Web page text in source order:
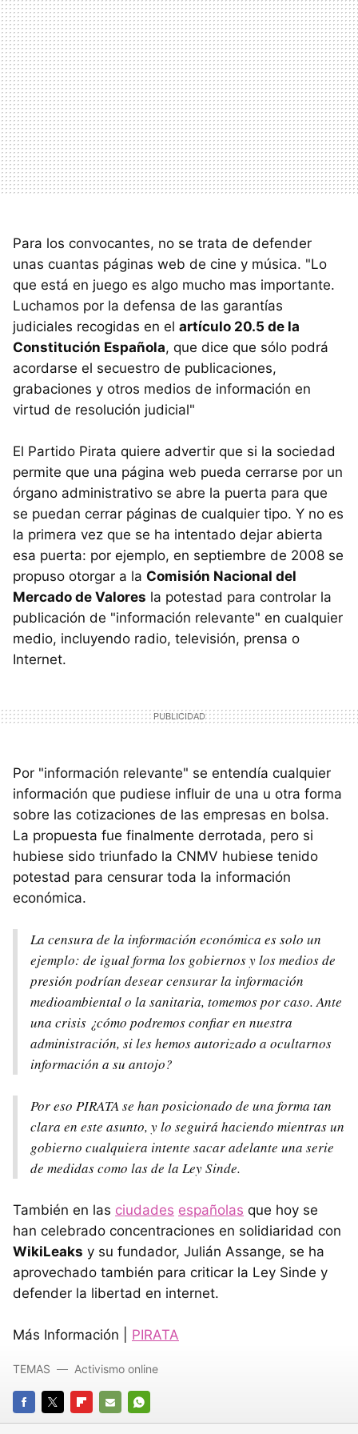
Para los convocantes, no se trata de defender
unas cuantas páginas web de cine y música. "Lo
que está en juego es algo mucho mas importante.
Luchamos por la defensa de las garantías
judiciales recogidas en el artículo 20.5 de la
Constitución Española, que dice que sólo podrá
acordarse el secuestro de publicaciones,
grabaciones y otros medios de información en
virtud de resolución judicial"
El Partido Pirata quiere advertir que si la sociedad
permite que una página web pueda cerrarse por un
órgano administrativo se abre la puerta para que
se puedan cerrar páginas de cualquier tipo. Y no es
la primera vez que se ha intentado dejar abierta
esa puerta: por ejemplo, en septiembre de 2008 se
propuso otorgar a la Comisión Nacional del
Mercado de Valores la potestad para controlar la
publicación de "información relevante" en cualquier
medio, incluyendo radio, televisión, prensa o
Internet.
Por "información relevante" se entendía cualquier
información que pudiese influir de una u otra forma
sobre las cotizaciones de las empresas en bolsa.
La propuesta fue finalmente derrotada, pero si
hubiese sido triunfado la CNMV hubiese tenido
potestad para censurar toda la información
económica.
La censura de la información económica es solo un
ejemplo: de igual forma los gobiernos y los medios de
presión podrían desear censurar la información
medioambiental o la sanitaria, tomemos por caso. Ante
una crisis ¿cómo podremos confiar en nuestra
administración, si les hemos autorizado a ocultarnos
información a su antojo?
Por eso PIRATA se han posicionado de una forma tan
clara en este asunto, y lo seguirá haciendo mientras un
gobierno cualquiera intente sacar adelante una serie
de medidas como las de la Ley Sinde.
También en las ciudades españolas que hoy se
han celebrado concentraciones en solidiaridad con
WikiLeaks y su fundador, Julián Assange, se ha
aprovechado también para criticar la Ley Sinde y
defender la libertad en internet.
Más Información | PIRATA
FACEBOOK
TWITTERFLIPBOARD
E- WHATSAPP
TEMAS Activismo online